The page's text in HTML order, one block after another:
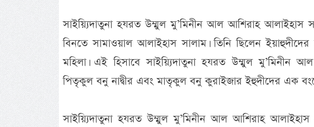
সাইয়্যিদাতুনা হযরত উম্মুল মু’মিনীন আল আশিরাহ আলাইহাস
বিনতে সামাওয়াল আলাইহাস সালাম। তিনি ছিলেন
মহিলা। এই হিসাবে সাইয়্যিদাতুনা হযরত উম্মুল মু’মিনীন
পিতৃকুল বনু নাদ্বীর এবং মাতৃকুল বনু কুরাইজার ইহুদীদের এক
সাইয়্যিদাতুনা হযরত উম্মুল মু’মিনীন আল আশিরাহ